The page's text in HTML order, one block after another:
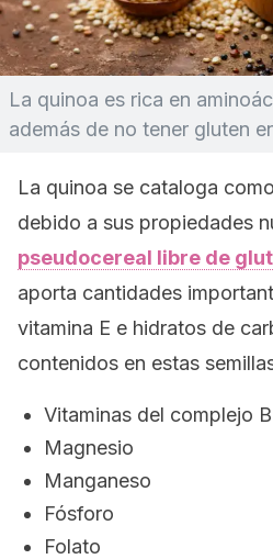
La quinoa es rica en
además de no tener gluten
La quinoa se cataloga
debido a sus propiedades
pseudocereal libre de
aporta cantidades
vitamina E e hidratos de
contenidos en estas
Vitaminas del complejo B
Magnesio
Manganeso
Fósforo
Folato